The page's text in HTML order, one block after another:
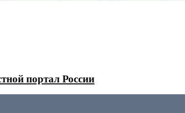
портал России